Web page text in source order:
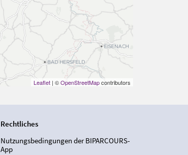
Leaflet| ©OpenStreetMapcontributors
Rechtliches
Nutzungsbedingungen der BIPARCOURS-
App